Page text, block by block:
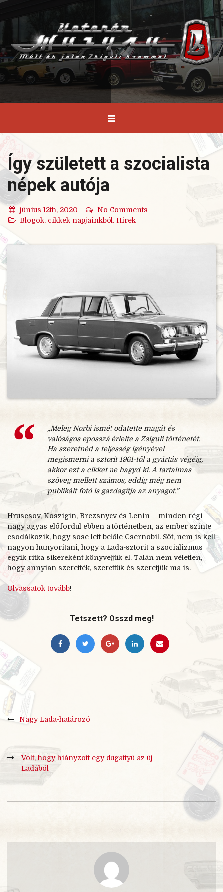
Így született a szocialista
népek autója
június 12th, 2020
No Comments
Blogok, cikkek napjainkból, Hírek
„Meleg Norbi ismét odatette magát és
valóságos eposszá érlelte a Zsiguli történetét.
Ha szeretnéd a teljesség igényével
megismerni a sztorit 1961-től a gyártás végéig,
akkor ezt a cikket ne hagyd ki. A tartalmas
szöveg mellett számos, eddig még nem
publikált fotó is gazdagítja az anyagot.”
Hruscsov, Koszigin, Brezsnyev és Lenin – minden régi
nagy agyas előfordul ebben a történetben, az ember szinte
csodálkozik, hogy sose lett belőle Csernobil. Sőt, nem is kell
nagyon hunyorítani, hogy a Lada-sztorit a szocializmus
egyik ritka sikereként könyveljük el. Talán nem véletlen,
hogy annyian szerették, szerettük és szeretjük ma is.
Olvassatok tovább!
Tetszett? Osszd meg!
Nagy Lada-határozó
Volt, hogy hiányzott egy dugattyú az új
Ladából